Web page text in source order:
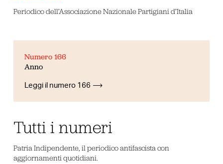
Periodico dell’Associazione Nazionale Partigiani d’Italia
Numero 166
Anno
Leggi il numero 166
Tutti i numeri
Patria Indipendente, il periodico antifascista con
aggiornamenti quotidiani.